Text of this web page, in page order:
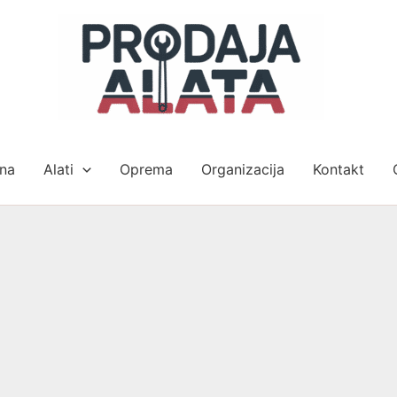
Alati Oprema Organizacija Kontakt